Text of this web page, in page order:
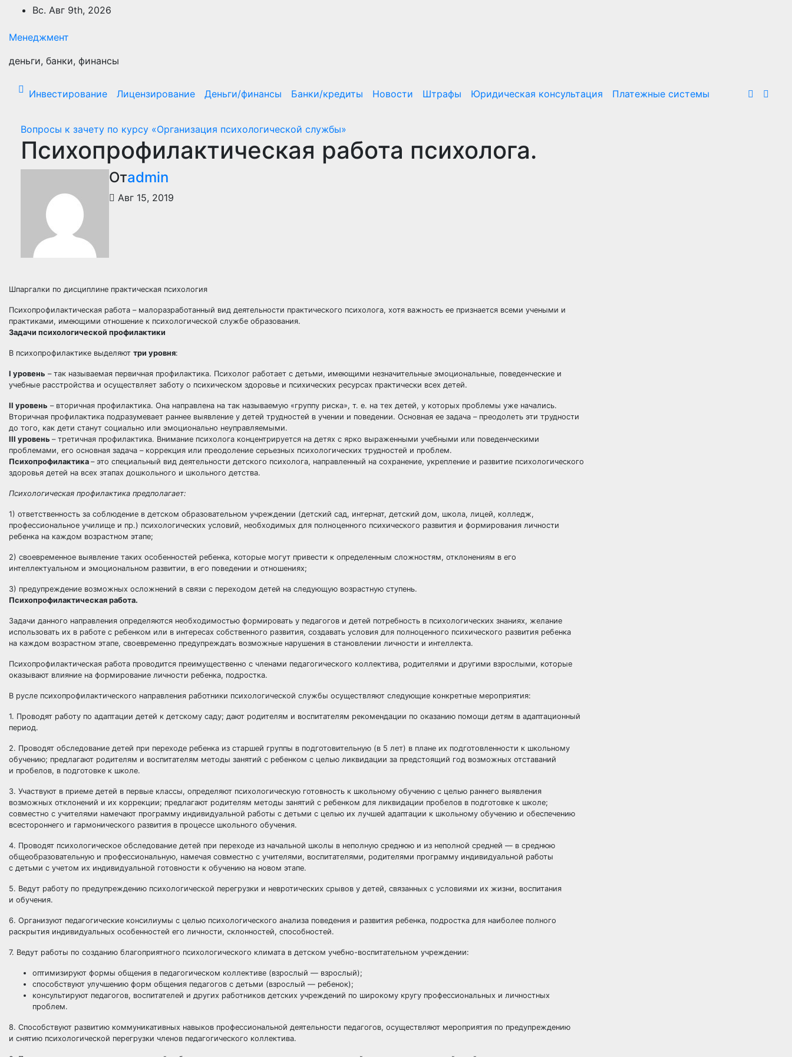
Перейти
содержимому
Вс. Авг 9th, 2026
Менеджмент
деньги, банки, финансы
Инвестирование Лицензирование Деньги/финансы Банки/кредиты Новости Штрафы Юридическая консультация Платежные системы
Вопросы к зачету по курсу «Организация психологической службы»
Психопрофилактическая работа психолога.
Отadmin
Авг 15, 2019
Шпаргалки по дисциплине практическая психология
Психопрофилактическая работа – малоразработанный вид деятельности практического психолога, хотя важность ее признается всеми учеными и
практиками, имеющими отношение к психологической службе образования.
Задачи психологической профилактики
В психопрофилактике выделяют три уровня:
I уровень – так называемая первичная профилактика. Психолог работает с детьми, имеющими незначительные эмоциональные, поведенческие и
учебные расстройства и осуществляет заботу о психическом здоровье и психических ресурсах практически всех детей.
II уровень – вторичная профилактика. Она направлена на так называемую «группу риска», т. е. на тех детей, у которых проблемы уже начались.
Вторичная профилактика подразумевает раннее выявление у детей трудностей в учении и поведении. Основная ее задача – преодолеть эти трудности
до того, как дети станут социально или эмоционально неуправляемыми.
III уровень – третичная профилактика. Внимание психолога концентрируется на детях с ярко выраженными учебными или поведенческими
проблемами, его основная задача – коррекция или преодоление серьезных психологических трудностей и проблем.
Психопрофилактика – это специальный вид деятельности детского психолога, направленный на сохранение, укрепление и развитие психологического
здоровья детей на всех этапах дошкольного и школьного детства.
Психологическая профилактика предполагает:
1) ответственность за соблюдение в детском образовательном учреждении (детский сад, интернат, детский дом, школа, лицей, колледж,
профессиональное училище и пр.) психологических условий, необходимых для полноценного психического развития и формирования личности
ребенка на каждом возрастном этапе;
2) своевременное выявление таких особенностей ребенка, которые могут привести к определенным сложностям, отклонениям в его
интеллектуальном и эмоциональном развитии, в его поведении и отношениях;
3) предупреждение возможных осложнений в связи с переходом детей на следующую возрастную ступень.
Психопрофилактическая работа.
Задачи данного направления определяются необходимостью формировать у педагогов и детей потребность в психологических знаниях, желание
использовать их в работе с ребенком или в интересах собственного развития, создавать условия для полноценного психического развития ребенка
на каждом возрастном этапе, своевременно предупреждать возможные нарушения в становлении личности и интеллекта.
Психопрофилактическая работа проводится преимущественно с членами педагогического коллектива, родителями и другими взрослыми, которые
оказывают влияние на формирование личности ребенка, подростка.
В русле психопрофилактического направления работники психологической службы осуществляют следующие конкретные мероприятия:
1. Проводят работу по адаптации детей к детскому саду; дают родителям и воспитателям рекомендации по оказанию помощи детям в адаптационный
период.
2. Проводят обследование детей при переходе ребенка из старшей группы в подготовительную (в 5 лет) в плане их подготовленности к школьному
обучению; предлагают родителям и воспитателям методы занятий с ребенком с целью ликвидации за предстоящий год возможных отставаний
и пробелов, в подготовке к школе.
3. Участвуют в приеме детей в первые классы, определяют психологическую готовность к школьному обучению с целью раннего выявления
возможных отклонений и их коррекции; предлагают родителям методы занятий с ребенком для ликвидации пробелов в подготовке к школе;
совместно с учителями намечают программу индивидуальной работы с детьми с целью их лучшей адаптации к школьному обучению и обеспечению
всестороннего и гармонического развития в процессе школьного обучения.
4. Проводят психологическое обследование детей при переходе из начальной школы в неполную среднюю и из неполной средней — в среднюю
общеобразовательную и профессиональную, намечая совместно с учителями, воспитателями, родителями программу индивидуальной работы
с детьми с учетом их индивидуальной готовности к обучению на новом этапе.
5. Ведут работу по предупреждению психологической перегрузки и невротических срывов у детей, связанных с условиями их жизни, воспитания
и обучения.
6. Организуют педагогические консилиумы с целью психологического анализа поведения и развития ребенка, подростка для наиболее полного
раскрытия индивидуальных особенностей его личности, склонностей, способностей.
7. Ведут работы по созданию благоприятного психологического климата в детском учебно-воспитательном учреждении:
оптимизируют формы общения в педагогическом коллективе (взрослый — взрослый);
способствуют улучшению форм общения педагогов с детьми (взрослый — ребенок);
консультируют педагогов, воспитателей и других работников детских учреждений по широкому кругу профессиональных и личностных
проблем.
8. Способствуют развитию коммуникативных навыков профессиональной деятельности педагогов, осуществляют мероприятия по предупреждению
и снятию психологической перегрузки членов педагогического коллектива.